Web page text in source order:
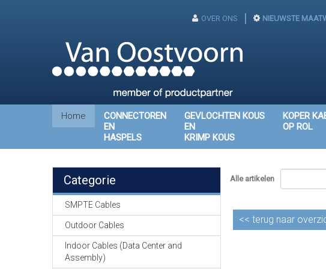
OVER ONS NIEUWSTE
Home
CONNECTOREN
EN
HASPELS
GEVLOCHTEN KOUS
EN
KRIMP KOUS
KOPER
OP ROL
Categorie
SMPTE Cables
Outdoor Cables
Indoor Cables (Data Center and
Assembly)
Alle artikelen
<< terug naar